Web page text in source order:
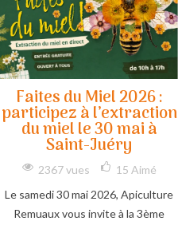
Faites du Miel 2026 :
participez à l’extraction
du miel le 30 mai à
Saint-Juéry
2367 vues 15 Aimé
Le samedi 30 mai 2026, Apiculture
Remuaux vous invite à la 3ème